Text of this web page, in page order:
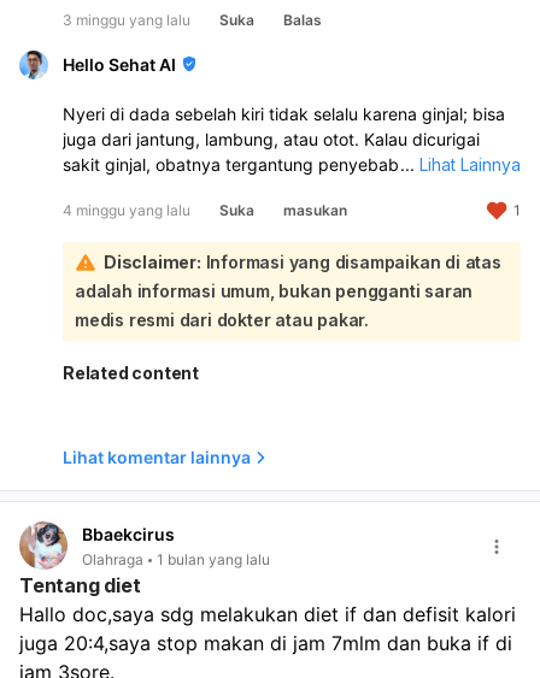
3 minggu yang lalu Suka Balas
Hello Sehat AI
Nyeri di dada sebelah kiri tidak selalu karena ginjal; bisa
juga dari jantung, lambung, atau otot. Kalau dicurigai
sakit ginjal, obatnya tergantung penyebabnya: bila infeksi
penanganannya bisa berbeda dan kadang perlu tindakan
dokter. Untuk sementara, boleh istirahat, minum air
cukup, dan minum obat pereda nyeri yang aman sesuai
anjuran. Karena nyeri dada kiri bisa berbahaya, sebaiknya
nenek segera diperiksa ke dokter/IGD, apalagi bila ada
sesak, mual, keringat dingin, nyeri menjalar ke
lengan/rahang, atau demam.
... Lihat Lainnya
4 minggu yang lalu Suka masukan 1
Disclaimer: Informasi yang disampaikan di atas
adalah informasi umum, bukan pengganti saran
medis resmi dari dokter atau pakar.
Related content
Lihat komentar lainnya
Bbaekcirus
Olahraga 1 bulan yang lalu
Tentang diet
Hallo doc,saya sdg melakukan diet if dan defisit kalori
juga 20:4,saya stop makan di jam 7mlm dan buka if di
jam 3sore.